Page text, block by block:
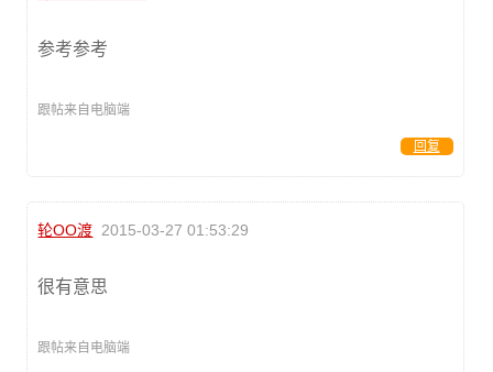
参考参考
跟帖来自电脑端
回复
轮OO渡 2015-03-27 01:53:29
很有意思
跟帖来自电脑端